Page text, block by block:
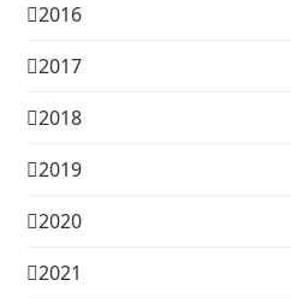
2016
2017
2018
2019
2020
2021